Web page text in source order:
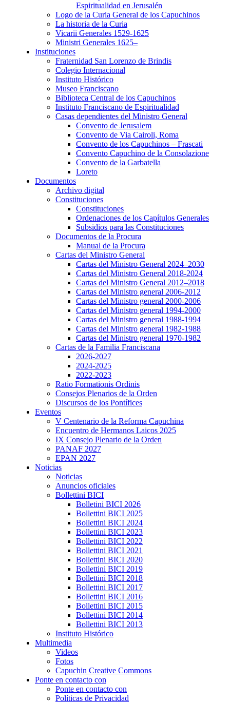
Espiritualidad en Jerusalén
Logo de la Curia General de los Capuchinos
La historia de la Curia
Vicarii Generales 1529-1625
Ministri Generales 1625–
Instituciones
Fraternidad San Lorenzo de Brindis
Colegio Internacional
Instituto Histórico
Museo Franciscano
Biblioteca Central de los Capuchinos
Instituto Franciscano de Espiritualidad
Casas dependientes del Ministro General
Convento de Jerusalem
Convento de Via Cairoli, Roma
Convento de los Capuchinos – Frascati
Convento Capuchino de la Consolazione
Convento de la Garbatella
Loreto
Documentos
Archivo digital
Constituciones
Constituciones
Ordenaciones de los Capítulos Generales
Subsidios para las Constituciones
Documentos de la Procura
Manual de la Procura
Cartas del Ministro General
Cartas del Ministro General 2024–2030
Cartas del Ministro General 2018-2024
Cartas del Ministro General 2012–2018
Cartas del Ministro general 2006-2012
Cartas del Ministro general 2000-2006
Cartas del Ministro general 1994-2000
Cartas del Ministro general 1988-1994
Cartas del Ministro general 1982-1988
Cartas del Ministro general 1970-1982
Cartas de la Familia Franciscana
2026-2027
2024-2025
2022-2023
Ratio Formationis Ordinis
Consejos Plenarios de la Orden
Discursos de los Pontífices
Eventos
V Centenario de la Reforma Capuchina
Encuentro de Hermanos Laicos 2025
IX Consejo Plenario de la Orden
PANAF 2027
EPAN 2027
Noticias
Noticias
Anuncios oficiales
Bollettini BICI
Bolletini BICI 2026
Bollettini BICI 2025
Bollettini BICI 2024
Bollettini BICI 2023
Bollettini BICI 2022
Bollettini BICI 2021
Bollettini BICI 2020
Bollettini BICI 2019
Bollettini BICI 2018
Bollettini BICI 2017
Bollettini BICI 2016
Bollettini BICI 2015
Bollettini BICI 2014
Bollettini BICI 2013
Instituto Histórico
Multimedia
Videos
Fotos
Capuchin Creative Commons
Ponte en contacto con
Ponte en contacto con
Políticas de Privacidad